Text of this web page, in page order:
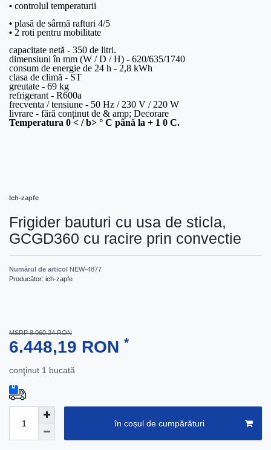
• controlul temperaturii
• plasă de sârmă rafturi 4/5
• 2 roti pentru mobilitate
capacitate netă - 350 de litri.
dimensiuni în mm (W / D / H) - 620/635/1740
consum de energie de 24 h - 2,8 kWh
clasa de climă - ST
greutate - 69 kg
refrigerant - R600a
frecventa / tensiune - 50 Hz / 230 V / 220 W
livrare - fără conținut de & amp; Decorare
Temperatura 0< / b> ° C până la + 1 0 C.
Ich-zapfe
Frigider bauturi cu usa de sticla,
GCGD360 cu racire prin convectie
Numărul de articol NEW-4877
Producător: ich-zapfe
MSRP 8.060,24 RON
6.448,19 RON *
conţinut 1 bucată
în coșul de cumpărături